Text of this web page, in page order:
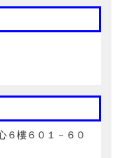
６樓６０１－６０